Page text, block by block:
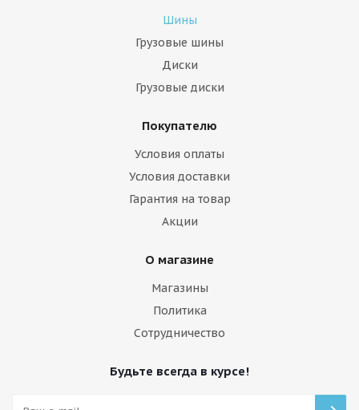
Шины
Грузовые шины
Диски
Грузовые диски
Покупателю
Условия оплаты
Условия доставки
Гарантия на товар
Акции
О магазине
Магазины
Политика
Сотрудничество
Будьте всегда в курсе!